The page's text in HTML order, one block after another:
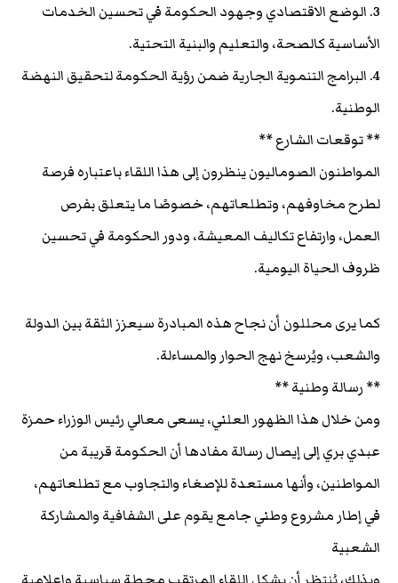
3. الوضع الاقتصادي وجهود الحكومة في تحسين الخدمات
الأساسية كالصحة، والتعليم والبنية التحتية.
4. البرامج التنموية الجارية ضمن رؤية الحكومة لتحقيق النهضة
الوطنية.
** توقعات الشارع **
المواطنون الصوماليون ينظرون إلى هذا اللقاء باعتباره فرصة
لطرح مخاوفهم، وتطلعاتهم، خصوصًا ما يتعلق بفرص
العمل، وارتفاع تكاليف المعيشة، ودور الحكومة في تحسين
ظروف الحياة اليومية.
كما يرى محللون أن نجاح هذه المبادرة سيعزز الثقة بين الدولة
والشعب، ويُرسخ نهج الحوار والمساءلة.
** رسالة وطنية **
ومن خلال هذا الظهور العلني، يسعى معالي رئيس الوزراء حمزة
عبدي بري إلى إيصال رسالة مفادها أن الحكومة قريبة من
المواطنين، وأنها مستعدة للإصغاء والتجاوب مع تطلعاتهم،
في إطار مشروع وطني جامع يقوم على الشفافية والمشاركة
الشعبية